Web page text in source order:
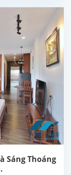
Hòa,
diện
sử